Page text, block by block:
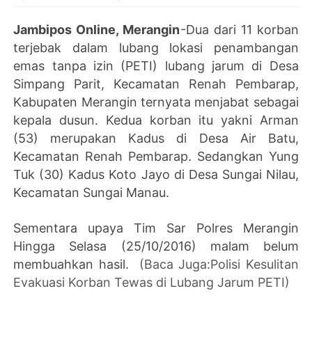
Jambipos Online, Merangin-Dua dari 11 korban
terjebak dalam lubang lokasi penambangan
emas tanpa izin (PETI) lubang jarum di Desa
Simpang Parit, Kecamatan Renah Pembarap,
Kabupaten Merangin ternyata menjabat sebagai
kepala dusun. Kedua korban itu yakni Arman
(53) merupakan Kadus di Desa Air Batu,
Kecamatan Renah Pembarap. Sedangkan Yung
Tuk (30) Kadus Koto Jayo di Desa Sungai Nilau,
Kecamatan Sungai Manau.
Sementara upaya Tim Sar Polres Merangin
Hingga Selasa (25/10/2016) malam belum
membuahkan hasil.
(Baca Juga:Polisi Kesulitan
Evakuasi Korban Tewas di Lubang Jarum PETI)